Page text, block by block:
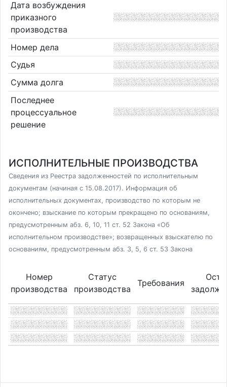
Дата возбуждения
приказного
производства
Номер дела
Судья
Сумма долга
Последнее
процессуальное
решение
ИСПОЛНИТЕЛЬНЫЕ ПРОИЗВОДСТВА
Сведения из Реестра задолженностей по исполнительным
документам (начиная с 15.08.2017). Информация об
исполнительных документах, производство по которым не
окончено; взыскание по которым прекращено по основаниям,
предусмотренным абз. 6, 10, 11 ст. 52 Закона «Об
исполнительном производстве»; возвращенных взыскателю по
основаниям, предусмотренным абз. 3, 5, 6 ст. 53 Закона
Номер
производства
Статус
производства
Требования